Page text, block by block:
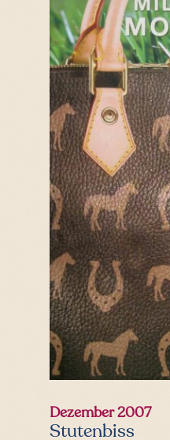
Stutenbiss
Dezember 2007